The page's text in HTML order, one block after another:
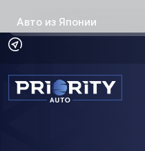
Авто из Японии